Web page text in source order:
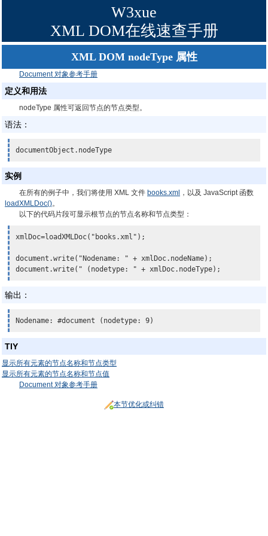
W3xue
XML DOM在线速查手册
XML DOM nodeType 属性
Document 对象参考手册
定义和用法
nodeType 属性可返回节点的节点类型。
语法：
documentObject.nodeType
实例
在所有的例子中，我们将使用 XML 文件 books.xml ，以及 JavaScript 函数
loadXMLDoc()。
以下的代码片段可显示根节点的节点名称和节点类型：
xmlDoc=loadXMLDoc("books.xml");
document.write("Nodename: " + xmlDoc.nodeName);
document.write(" (nodetype: " + xmlDoc.nodeType
输出：
Nodename: #document (nodetype: 9)
TIY
显示所有元素的节点名称和节点类型
显示所有元素的节点名称和节点值
Document 对象参考手册
本节优化或纠错